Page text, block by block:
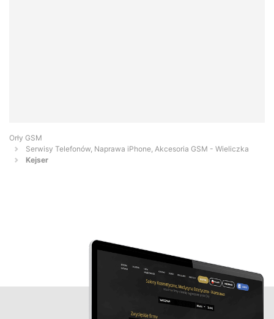
Orły GSM
Serwisy Telefonów, Naprawa iPhone, Akcesoria GSM - Wieliczka
Kejser